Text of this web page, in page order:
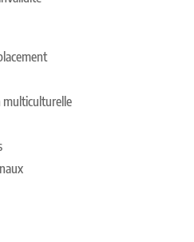
multiculturelle